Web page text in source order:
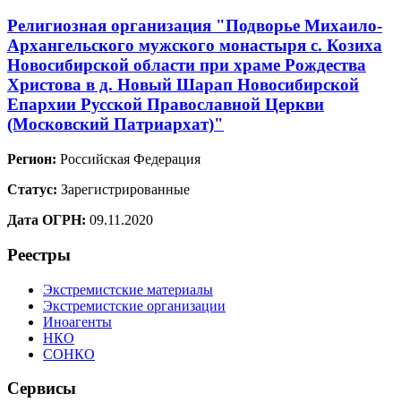
Религиозная организация "Подворье Михаило-
Архангельского мужского монастыря с. Козиха
Новосибирской области при храме Рождества
Христова в д. Новый Шарап Новосибирской
Епархии Русской Православной Церкви
(Московский Патриархат)"
Регион: Российская Федерация
Статус: Зарегистрированные
Дата ОГРН: 09.11.2020
Реестры
Экстремистские материалы
Экстремистские организации
Иноагенты
НКО
СОНКО
Сервисы